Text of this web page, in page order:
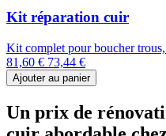
Kit réparation cuir
Kit complet pour boucher
81,60 € 73,44 €
Ajouter au panier
Un prix de